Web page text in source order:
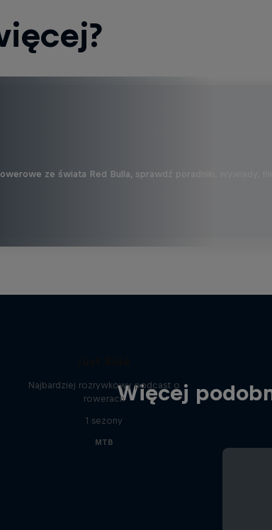
ze świata Red Bulla, sprawdź poradniki, wywiady,
Więcej
Najbardziej rozrywkowy podcast o
rowerach
1 sezony
MTB